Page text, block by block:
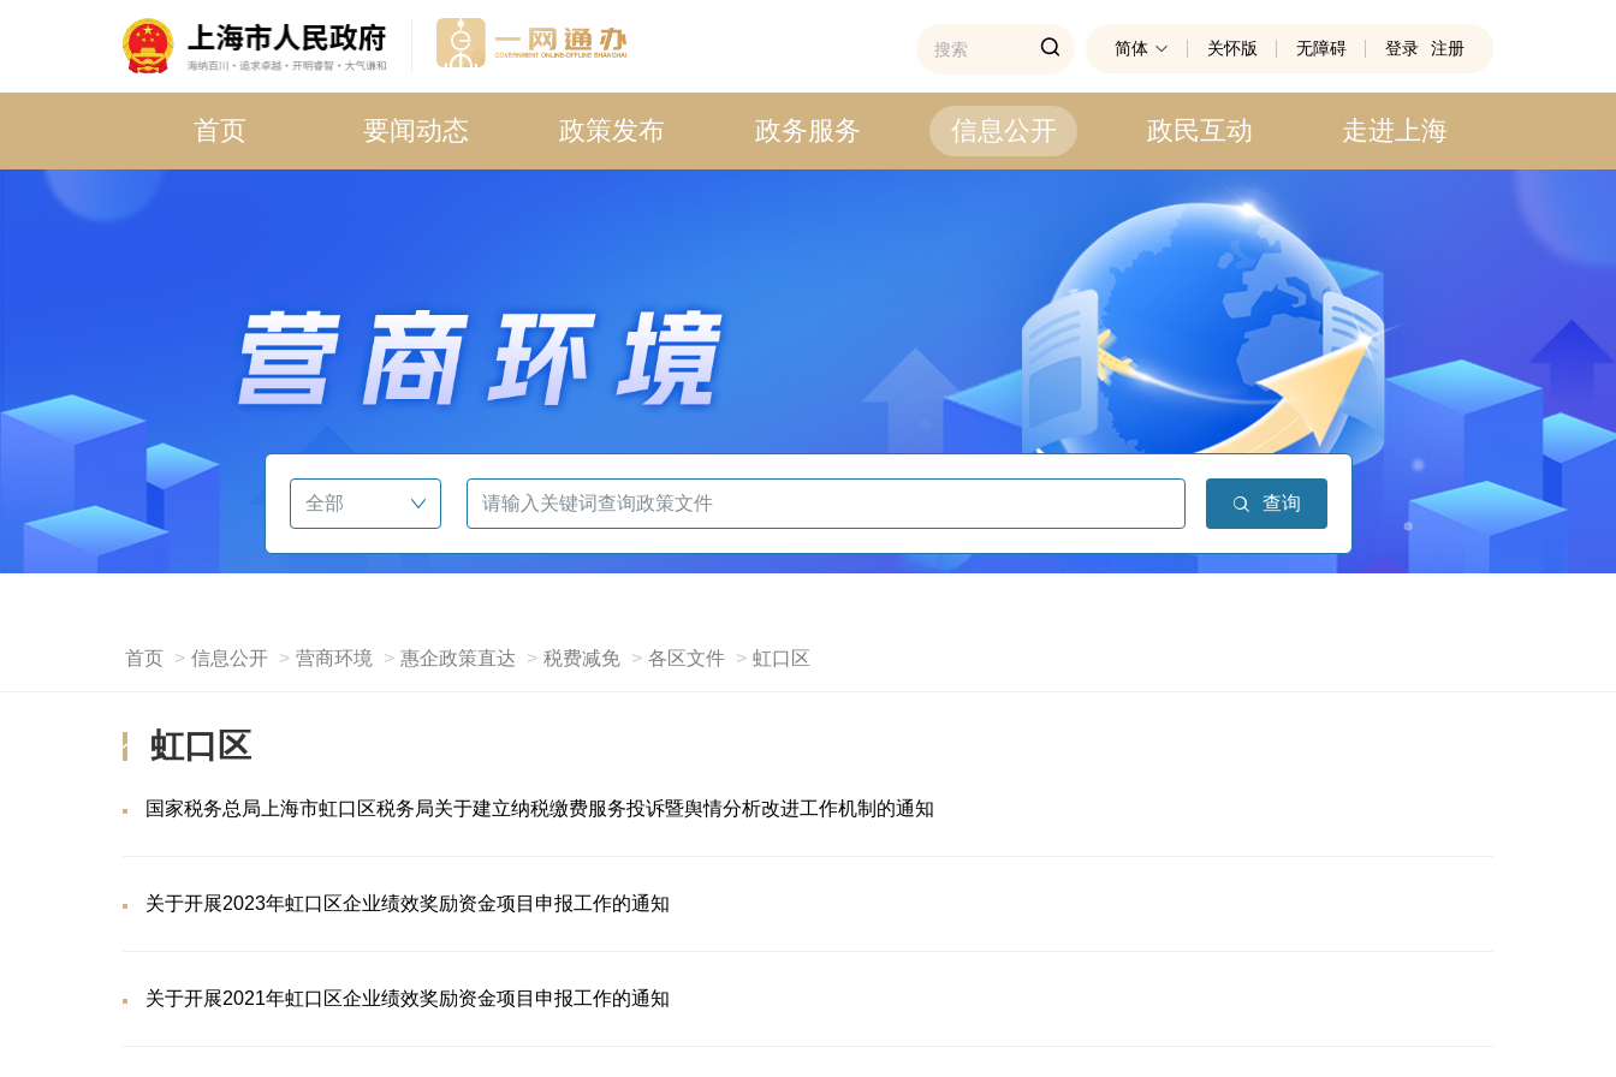
简体 关怀版 无障碍 登录 注册
首页 要闻动态 政策发布 政务服务 信息公开 政民互动 走进上海
查询
首页 信息公开 营商环境 惠企政策直达 税费减免 各区文件 虹口区
虹口区
国家税务总局上海市虹口区税务局关于建立纳税缴费服务投诉暨舆情分析改进工作机制的通知
关于开展2023年虹口区企业绩效奖励资金项目申报工作的通知
关于开展2021年虹口区企业绩效奖励资金项目申报工作的通知